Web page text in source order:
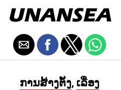
ການສ້າງຕັ້ງ, ເລື່ອງ